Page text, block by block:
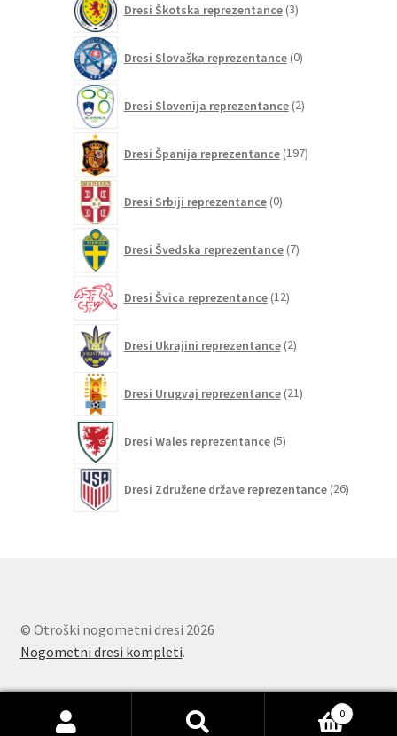
Dresi Škotska reprezentance 3izdelki
Dresi Slovaška reprezentance 0izdelkov
Dresi Slovenija reprezentance 2izdelka
Dresi Španija reprezentance 197izdelkov
Dresi Srbiji reprezentance 0izdelkov
Dresi Švedska reprezentance 7izdelkov
Dresi Švica reprezentance 12izdelkov
Dresi Ukrajini reprezentance 2izdelka
Dresi Urugvaj reprezentance 21izdelkov
Dresi Wales reprezentance 5izdelkov
Dresi Združene države reprezentance 26izdelkov
© Otroški nogometni dresi 2026
Nogometni dresi kompleti.
0